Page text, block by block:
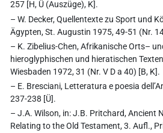
257 [H, Ü (Auszüge), K].
– W. Decker, Quellentexte zu Sport und
Ägypten, St. Augustin 1975, 49-51 (Nr.
– K. Zibelius-Chen, Afrikanische Orts–
hieroglyphischen und hieratischen
Wiesbaden 1972, 31 (Nr. V D a 40) [B, K].
– E. Bresciani, Letteratura e poesia
237-238 [Ü].
– J.A. Wilson, in: J.B. Pritchard, Ancient
Relating to the Old Testament, 3. Aufl.,